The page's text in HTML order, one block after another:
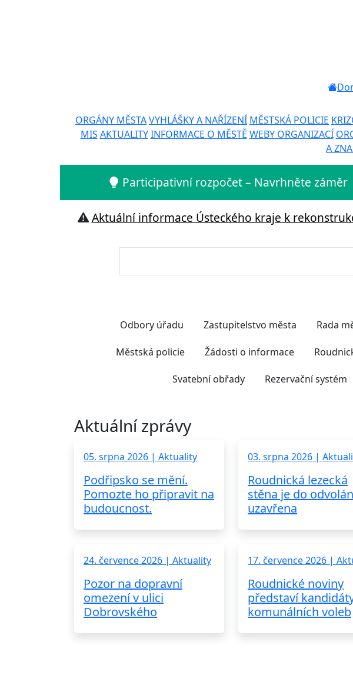
ORGÁNY MĚSTAVYHLÁŠKY A NAŘÍZENÍ MĚSTSKÁ POLICIE
MIS AKTUALITY INFORMACE O MĚSTĚ WEBY ORGANIZACÍ
A
Participativní rozpočet – Navrhněte záměr
Aktuální informace Ústeckého kraje k
Odbory úřadu Zastupitelstvo města Rada
Městská policie Žádosti o informace
Svatební obřady Rezervační systém
Aktuální zprávy
05. srpna 2026 | Aktuality
Podřipsko se mění.
Pomozte ho připravit na
budoucnost.
03. srpna 2026 |
Roudnická lezecká
stěna je do
uzavřena
24. července 2026 | Aktuality
Pozor na dopravní
omezení v ulici
Dobrovského
17. července 2026 |
Roudnické noviny
představí
komunálních voleb